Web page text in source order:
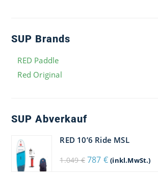
SUP Brands
RED Paddle
Red Original
SUP Abverkauf
RED 10’6 Ride MSL
1.049€ Ursprünglicher
Preis
787 €Aktueller
Preis
(inkl.MwSt.)